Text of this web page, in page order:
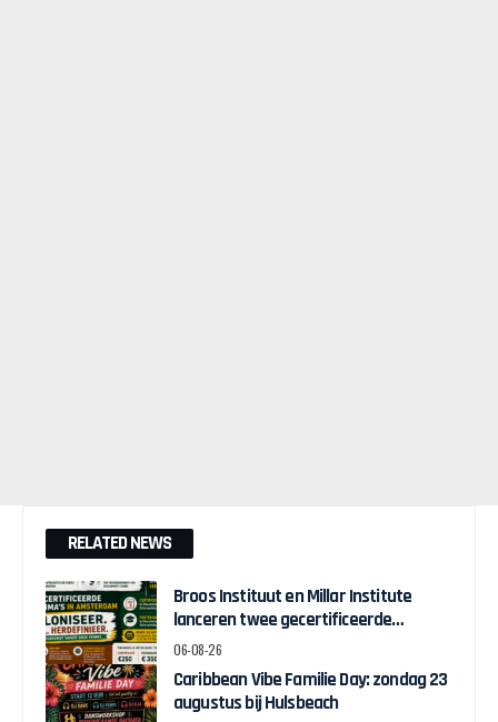
RELATED NEWS
Broos Instituut en Millar Institute
lanceren twee gecertificeerde
Afrocentrische opleidingen in
Amsterdam
06-08-26
Caribbean Vibe Familie Day: zondag 23
augustus bij Hulsbeach